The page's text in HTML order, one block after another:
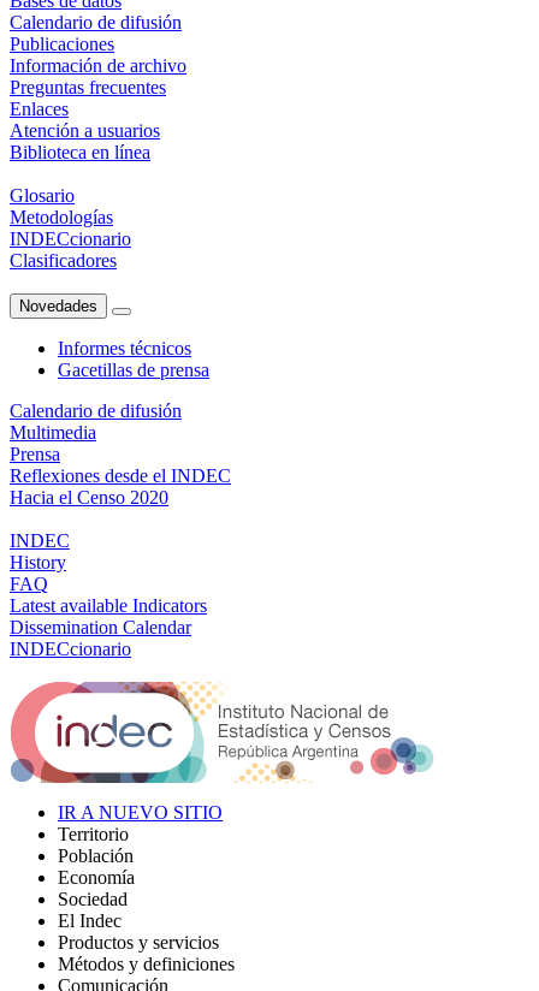
Calendario de difusión
Publicaciones
Información de archivo
Preguntas frecuentes
Enlaces
Atención a usuarios
Biblioteca en línea
Glosario
Metodologías
INDECcionario
Clasificadores
Novedades
Informes técnicos
Gacetillas de prensa
Calendario de difusión
Multimedia
Prensa
Reflexiones desde el INDEC
Hacia el Censo 2020
INDEC
History
FAQ
Latest available Indicators
Dissemination Calendar
INDECcionario
IR A NUEVO SITIO
Territorio
Población
Economía
Sociedad
El Indec
Productos y servicios
Métodos y definiciones
Comunicación